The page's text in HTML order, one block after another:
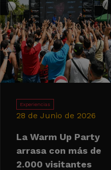
Experiencias
28 de Junio de 2026
La Warm Up Party
arrasa con más de
2.000 visitantes